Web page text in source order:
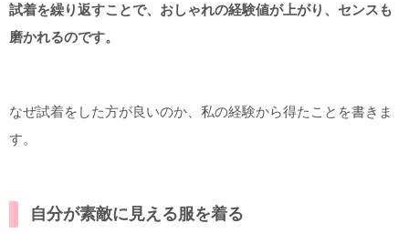
試着を繰り返すことで、おしゃれの経験値が上がり、センスも
磨かれるのです。
なぜ試着をした方が良いのか、私の経験から得たことを書きま
す。
自分が素敵に見える服を着る